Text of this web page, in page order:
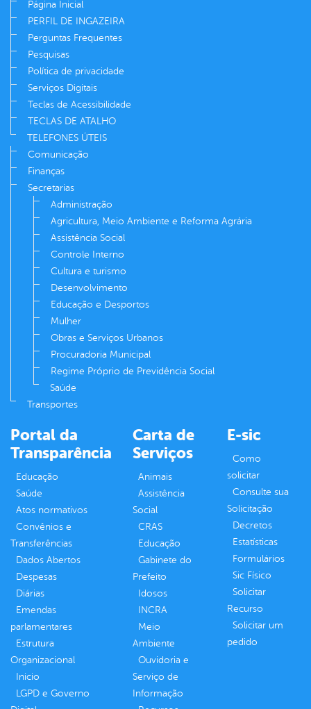
Página Inicial
PERFIL DE INGAZEIRA
Perguntas Frequentes
Pesquisas
Política de privacidade
Serviços Digitais
Teclas de Acessibilidade
TECLAS DE ATALHO
TELEFONES ÚTEIS
Comunicação
Finanças
Secretarias
Administração
Agricultura, Meio Ambiente e Reforma Agrária
Assistência Social
Controle Interno
Cultura e turismo
Desenvolvimento
Educação e Desportos
Mulher
Obras e Serviços Urbanos
Procuradoria Municipal
Regime Próprio de Previdência Social
Saúde
Transportes
Portal da
Transparência
Educação
Saúde
Atos normativos
Convênios e
Transferências
Dados Abertos
Despesas
Diárias
Emendas
parlamentares
Estrutura
Organizacional
Inicio
LGPD e Governo
Carta de
Serviços
Animais
Assistência
Social
CRAS
Educação
Gabinete do
Prefeito
Idosos
INCRA
Meio
Ambiente
Ouvidoria e
Serviço de
Informação
E-sic
Como
solicitar
Consulte sua
Solicitação
Decretos
Estatísticas
Formulários
Sic Físico
Solicitar
Recurso
Solicitar um
pedido